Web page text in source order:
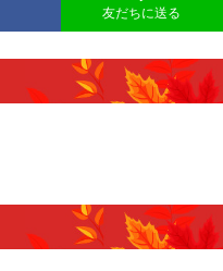
友だちに送る